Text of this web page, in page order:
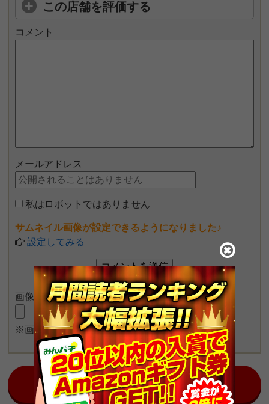
この店舗を評価する
コメント
メールアドレス
私はロボットではありません
サムネイル画像が設定できるようになりました♪
設定してみる
画像をアップロード
※画像長押しで一度に4枚まで投稿可能
日本最大のスロット情報コミュニティ！
みんチャット九州北版